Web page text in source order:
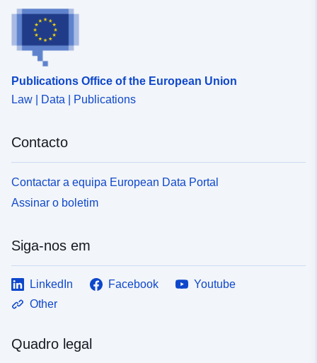
Publications Office of the European Union
Law | Data | Publications
Contacto
Contactar a equipa European Data Portal
Assinar o boletim
Siga-nos em
LinkedIn Facebook
Youtube
Other
Quadro legal